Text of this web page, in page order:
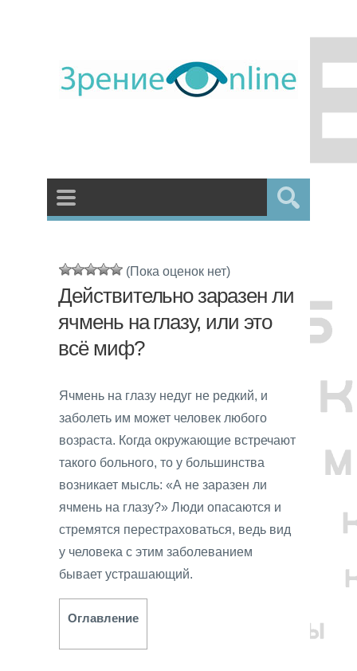
(Пока оценок нет)
Действительно заразен ли
ячмень на глазу, или это
всё миф?
Ячмень на глазу недуг не редкий, и
заболеть им может человек любого
возраста. Когда окружающие встречают
такого больного, то у большинства
возникает мысль: «А не заразен ли
ячмень на глазу?» Люди опасаются и
стремятся перестраховаться, ведь вид
у человека с этим заболеванием
бывает устрашающий.
Оглавление